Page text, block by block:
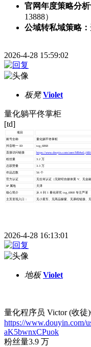
官网年度策略分析
13888）
公域转私域策略：
2026-4-28 15:59:02
板凳 Violet
量化躺平佟掌柜
[td]
项目
账号全称 量化躺平佟掌柜
抖音唯一 ID tzg_6868
直接访问链接 https://www.douyin.com/user/
粉丝量 3.2 万
总获赞量 3.3 万
作品总数 56 个
官方认证 无任何认证（无财经自媒体黄 V、无金融
IP 属地 天津
核心简介 从 0 到 1 量化研究 tzg_6868 专注严谨
主页变现入口： 无小黄车、无商品橱窗、无课程链接、
2026-4-28 16:13:01
地板 Violet
量化程序员 Victor (收徒)
https://
aK5bwnxCPuok
粉丝量3.9 万